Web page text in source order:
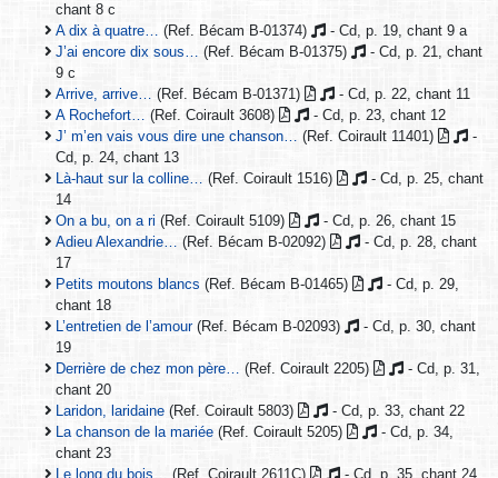
chant 8 c
A dix à quatre…
(Ref. Bécam B-01374)
- Cd, p. 19, chant 9 a
J’ai encore dix sous…
(Ref. Bécam B-01375)
- Cd, p. 21, chant
9 c
Arrive, arrive…
(Ref. Bécam B-01371)
- Cd, p. 22, chant 11
A Rochefort…
(Ref. Coirault 3608)
- Cd, p. 23, chant 12
J’ m’en vais vous dire une chanson…
(Ref. Coirault 11401)
-
Cd, p. 24, chant 13
Là-haut sur la colline…
(Ref. Coirault 1516)
- Cd, p. 25, chant
14
On a bu, on a ri (Ref. Coirault 5109)
- Cd, p. 26, chant 15
Adieu Alexandrie…
(Ref. Bécam B-02092)
- Cd, p. 28, chant
17
Petits moutons blancs (Ref. Bécam B-01465)
- Cd, p. 29,
chant 18
L’entretien de l’amour(Ref. Bécam B-02093)
- Cd, p. 30, chant
19
Derrière de chez mon père…
(Ref. Coirault 2205)
- Cd, p. 31,
chant 20
Laridon, laridaine (Ref. Coirault 5803)
- Cd, p. 33, chant 22
La chanson de la mariée (Ref. Coirault 5205)
- Cd, p. 34,
chant 23
Le long du bois…
(Ref. Coirault 2611C)
- Cd, p. 35, chant 24